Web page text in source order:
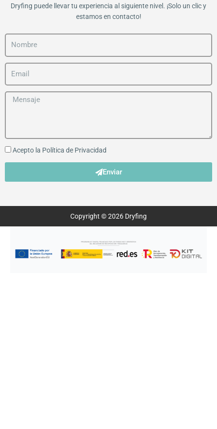
Dryfing puede llevar tu experiencia al siguiente nivel. ¡Solo un clic y
estamos en contacto!
Acepto la Política de Privacidad
Enviar
Copyright © 2026 Dryfing